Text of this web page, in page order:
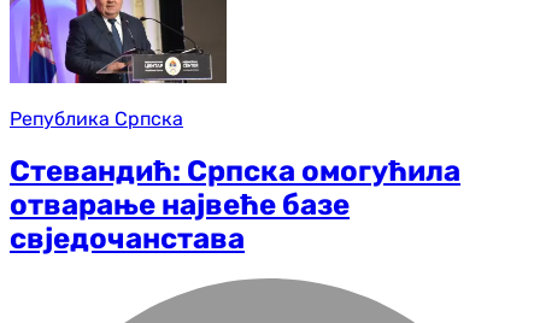
Република Српска
Стевандић: Српска омогућила
отварање највеће базе
свједочанстава